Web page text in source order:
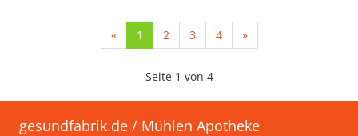
« 1 2 3 4 »
Seite 1 von 4
gesundfabrik.de / Mühlen Apotheke